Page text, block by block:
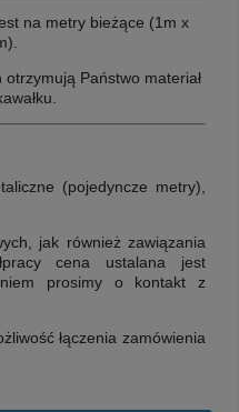
na metry bieżące (1m x
Państwo materiał
(pojedyncze metry),
jak również zawiązania
cena ustalana jest
prosimy o kontakt z
łączenia zamówienia